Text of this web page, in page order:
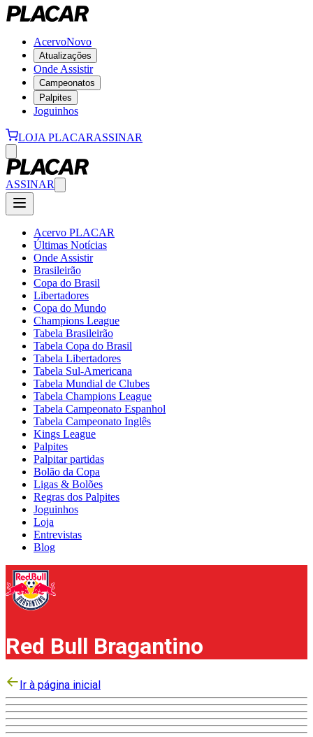
AcervoNovo
Atualizações
Onde Assistir
Campeonatos
Palpites
Joguinhos
LOJA PLACARASSINAR
ASSINAR
Acervo PLACAR
Últimas Notícias
Onde Assistir
Brasileirão
Copa do Brasil
Libertadores
Copa do Mundo
Champions League
Tabela Brasileirão
Tabela Copa do Brasil
Tabela Libertadores
Tabela Sul-Americana
Tabela Mundial de Clubes
Tabela Champions League
Tabela Campeonato Espanhol
Tabela Campeonato Inglês
Kings League
Palpites
Palpitar partidas
Bolão da Copa
Ligas & Bolões
Regras dos Palpites
Joguinhos
Loja
Entrevistas
Blog
Red Bull Bragantino
Ir à página inicial